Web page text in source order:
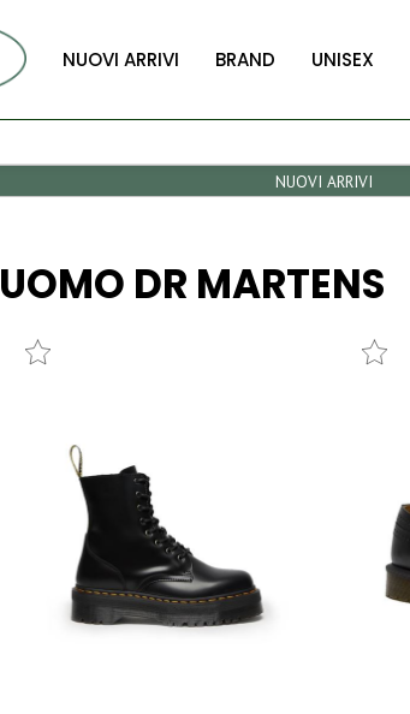
NUOVI ARRIVI BRAND UNISEX
UOMO DR MARTENS